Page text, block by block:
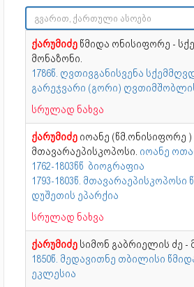
ქარუმიძე წმიდა ონისიფორე -
მონაზონი.
1786წ. ღვთივგანისვენა
გარეჯვარი (გორი)
სრულად ნახვა
ქარუმიძე იოანე (წმ.ონისიფორე )
მთავარაეპისკოპოსი. იოანე
1762-1803წწ ბიოგრაფია
1793-1803წ.
დუშეთის ეპარქია
სრულად ნახვა
ქარუმიძე სიმონ გაბრიელის ძე -
1850წ. მედავითნე თბილისი
ეკლესია